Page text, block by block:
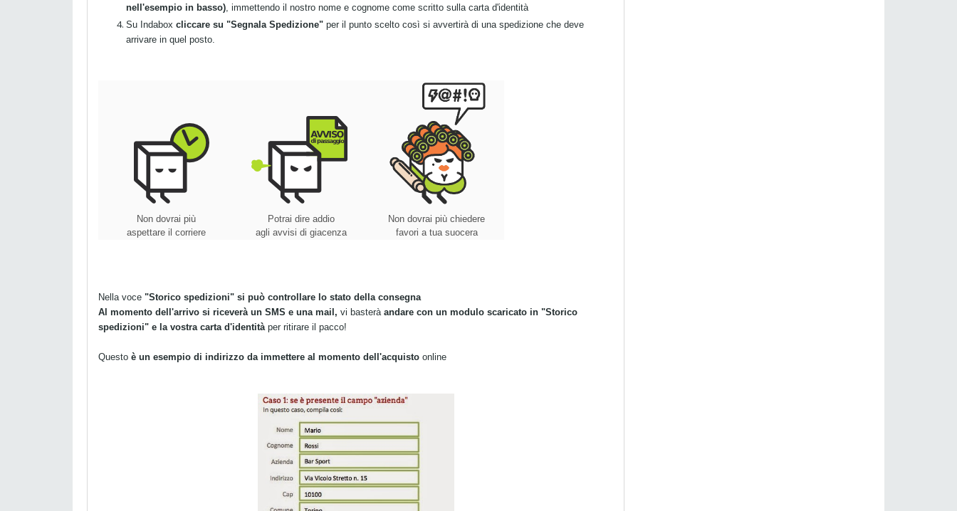
nell'esempio in basso) , immettendo il nostro nome e cognome come scritto sulla carta d'identità
Su Indabox cliccare su "Segnala Spedizione" per il punto scelto così si avvertirà di una spedizione che deve
arrivare in quel posto.
Non dovrai più
aspettare il corriere
Potrai dire addio
agli avvisi di giacenza
Non dovrai più chiedere
favori a tua suocera
Nella voce "Storico spedizioni" si può controllare lo stato della consegna
Al momento dell'arrivo si riceverà un SMS e una mail, vi basterà andare con un modulo scaricato in "Storico
spedizioni" e la vostra carta d'identitàper ritirare il pacco!
Questo è un esempio di indirizzo da immettere al momento dell'acquisto online